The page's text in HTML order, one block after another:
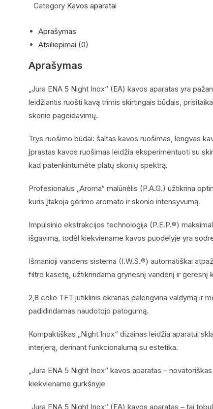
Category Kavos aparatai
Aprašymas
Atsiliepimai (0)
Aprašymas
„Jura ENA 5 Night Inox“ (EA) kavos aparatas yra
leidžiantis ruošti kavą trimis skirtingais būdais,
skonio pageidavimų.
Trys ruošimo būdai: šaltas kavos ruošimas, lengvas
įprastas kavos ruošimas leidžia eksperimentuoti su
kad patenkintumėte platų skonių spektrą.
Profesionalus „Aroma“ malūnėlis (P.A.G.) užtikrina
kuris įtakoja gėrimo aromato ir skonio intensyvumą.
Impulsinio ekstrakcijos technologija (P.E.P.®)
išgavimą, todėl kiekviename kavos puodelyje yra
Išmanioji vandens sistema (I.W.S.®) automatiškai
filtro kasetę, užtikrindama grynesnį vandenį ir geresnį
2,8 colio TFT jutiklinis ekranas palengvina valdymą ir
padidindamas naudotojo patogumą.
Kompaktiškas „Night Inox“ dizainas leidžia aparatui
interjerą, derinant funkcionalumą su estetika.
„Jura ENA 5 Night Inox“ kavos aparatas –
kiekviename gurkšnyje
„Jura ENA 5 Night Inox“ (EA) kavos aparatas – tai